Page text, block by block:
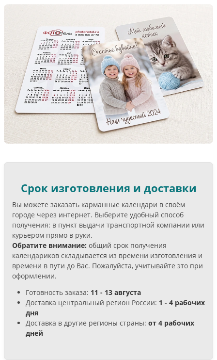
Срок изготовления и доставки
Вы можете заказать карманные календари в своём
городе через интернет. Выберите удобный способ
получения: в пункт выдачи транспортной компании или
курьером прямо в руки.
Обратите внимание: общий срок получения
календариков складывается из времени изготовления и
времени в пути до Вас. Пожалуйста, учитывайте это при
оформлении.
Готовность заказа: 11 - 13 августа
Доставка центральный регион России: 1 - 4 рабочих
дня
Доставка в другие регионы страны: от 4 рабочих
дней